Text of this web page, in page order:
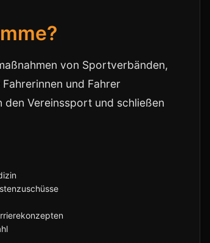
von Sportverbänden,
und Fahrer
Vereinssport und schließen